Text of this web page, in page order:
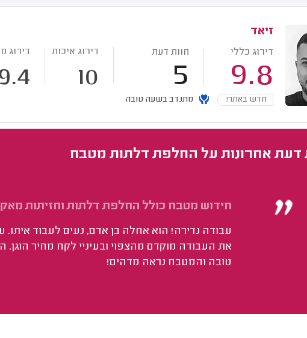
זיאד
דירוג כללי
9.8
חוות דעת
5
דירוג איכות
10
דירוג
חדש באתר! מתנדב בשעה טובה
דעת אחרונות על החלפת דלתות מטבח
חידוש מטבח כולל החלפת דלתות וחזיתות
עבודה נדירה! הוא אחלה בן אדם, נעים לעבוד איתו.
את העבודה מוקדם מהצפוי ובעיניי לקח מחיר הוגן.
טובה והמטבח נראה מדהים!